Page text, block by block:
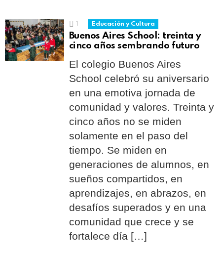
1 Educación y Cultura
Buenos Aires School: treinta y
cinco años sembrando futuro
El colegio Buenos Aires
School celebró su aniversario
en una emotiva jornada de
comunidad y valores. Treinta y
cinco años no se miden
solamente en el paso del
tiempo. Se miden en
generaciones de alumnos, en
sueños compartidos, en
aprendizajes, en abrazos, en
desafíos superados y en una
comunidad que crece y se
fortalece día […]